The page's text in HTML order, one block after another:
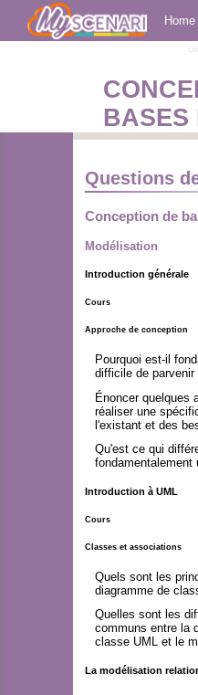
Home
BASES
Questions
Conception de
Modélisation
Introduction générale
Cours
Approche de conception
Pourquoi est-il
difficile de
Énoncer quelques
réaliser une
l'existant et des
Qu'est ce qui
fondamentalement
Introduction à UML
Cours
Classes et associations
Quels sont les
diagramme de
Quelles sont les
communs entre la
classe UML et le
La modélisation